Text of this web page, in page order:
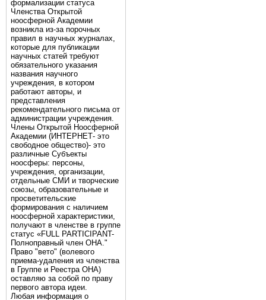
формализации статуса
Членства Открытой
ноосферной Академии
возникла из-за порочных
правил в научных журналах,
которые для публикации
научных статей требуют
обязательного указания
названия научного
учреждения, в котором
работают авторы, и
представления
рекомендательного письма от
администрации учреждения.
Члены Открытой Ноосферной
Академии (ИНТЕРНЕТ- это
свободное общество)- это
различные Субъекты
ноосферы: персоны,
учреждения, организации,
отдельные СМИ и творческие
союзы, образовательные и
просветительские
формирования с наличием
ноосферной характеристики,
получают в членстве в группе
статус «FULL PARTICIPANT-
Полноправный член ОНА."
Право "вето" (волевого
приема-удаления из членства
в Группе и Реестра ОНА)
оставляю за собой по праву
первого автора идеи.
Любая информация о